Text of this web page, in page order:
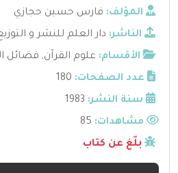
المؤلف: فارس حسين حجازي
الناشر: دار العلم للنشر و
الأقسام: علوم القرآن, فضائل
عدد الصفحات: 180
سنة النشر: 1983
مشاهدات:
بلّغ عن كتاب